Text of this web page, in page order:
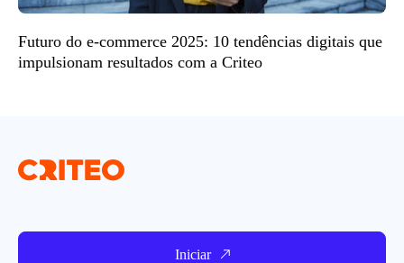
Futuro do e-commerce 2025: 10 tendências digitais que
impulsionam resultados com a Criteo
Iniciar